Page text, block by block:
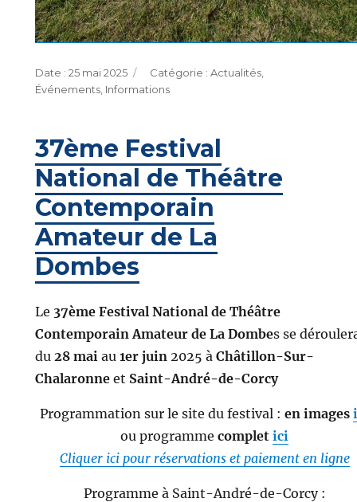
Publié
le
25 mai 2025 Catégories
Actualités,
Événements, Informations
37ème Festival
National de Théâtre
Contemporain
Amateur de La
Dombes
Le 37ème Festival National de Théâtre
Contemporain Amateur de La Dombes se
du 28 mai au 1er juin 2025 à Châtillon-Sur-
Chalaronneet Saint-André-de-Corcy
Programmation sur le site du festival :en images
ou programmecomplet ici
Cliquer ici pour réservations et paiement en ligne
Programme à Saint-André-de-Corcy :